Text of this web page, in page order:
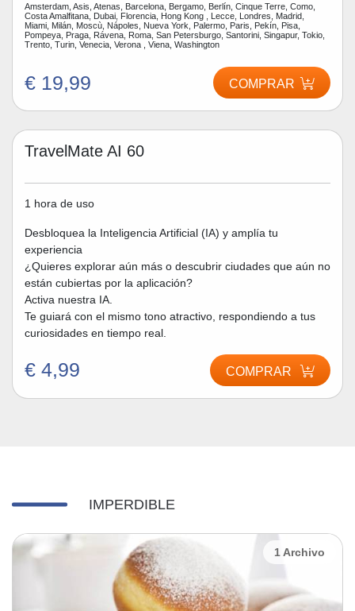
Amsterdam, Asis, Atenas, Barcelona, Bergamo, Berlín, Cinque Terre, Como,
Costa Amalfitana, Dubai, Florencia, Hong Kong , Lecce, Londres, Madrid,
Miami, Milán, Moscù, Nápoles, Nueva York, Palermo, Paris, Pekín, Pisa,
Pompeya, Praga, Rávena, Roma, San Petersburgo, Santorini, Singapur, Tokio,
Trento, Turin, Venecia, Verona , Viena, Washington
€ 19,99 COMPRAR
TravelMate AI 60
1 hora de uso
Desbloquea la Inteligencia Artificial (IA) y amplía tu
experiencia
¿Quieres explorar aún más o descubrir ciudades que aún no
están cubiertas por la aplicación?
Activa nuestra IA.
Te guiará con el mismo tono atractivo, respondiendo a tus
curiosidades en tiempo real.
€ 4,99 COMPRAR
IMPERDIBLE
1 Archivo